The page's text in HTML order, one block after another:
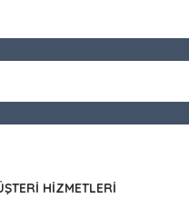
HİZMETLERİ